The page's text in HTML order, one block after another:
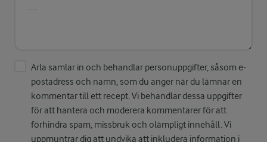
Arla samlar in och behandlar personuppgifter, såsom e-
postadress och namn, som du anger när du lämnar en
kommentar till ett recept. Vi behandlar dessa uppgifter
för att hantera och moderera kommentarer för att
förhindra spam, missbruk och olämpligt innehåll. Vi
uppmuntrar dig att undvika att inkludera information i